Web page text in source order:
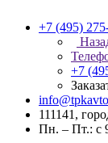
+7 (495)
+7
111141,
Пн. – Пт.: с